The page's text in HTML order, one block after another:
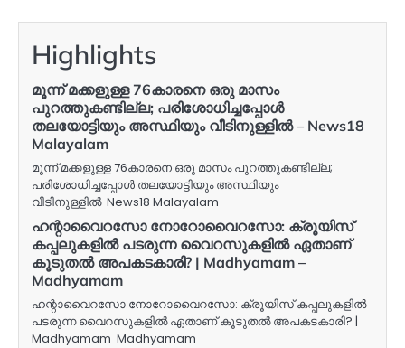
Highlights
മൂന്ന് മക്കളുള്ള 76കാരനെ ഒരു മാസം
പുറത്തുകണ്ടില്ല; പരിശോധിച്ചപ്പോൾ
തലയോട്ടിയും അസ്ഥിയും വീടിനുള്ളില്‍ – News18
Malayalam
മൂന്ന് മക്കളുള്ള 76കാരനെ ഒരു മാസം പുറത്തുകണ്ടില്ല;
പരിശോധിച്ചപ്പോൾ തലയോട്ടിയും അസ്ഥിയും
വീടിനുള്ളില്‍ News18 Malayalam
ഹന്റാവൈറസോ നോറോവൈറസോ: ക്രൂയിസ്
കപ്പലുകളിൽ പടരുന്ന വൈറസുകളിൽ ഏതാണ്
കൂടുതൽ അപകടകാരി? | Madhyamam –
Madhyamam
ഹന്റാവൈറസോ നോറോവൈറസോ: ക്രൂയിസ് കപ്പലുകളിൽ
പടരുന്ന വൈറസുകളിൽ ഏതാണ് കൂടുതൽ അപകടകാരി? |
Madhyamam Madhyamam